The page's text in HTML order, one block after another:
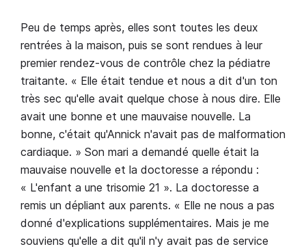
Peu de temps après, elles sont toutes les deux
rentrées à la maison, puis se sont rendues à leur
premier rendez-vous de contrôle chez la pédiatre
traitante. « Elle était tendue et nous a dit d'un ton
très sec qu'elle avait quelque chose à nous dire. Elle
avait une bonne et une mauvaise nouvelle. La
bonne, c'était qu'Annick n'avait pas de malformation
cardiaque. » Son mari a demandé quelle était la
mauvaise nouvelle et la doctoresse a répondu :
« L'enfant a une trisomie 21 ». La doctoresse a
remis un dépliant aux parents. « Elle ne nous a pas
donné d'explications supplémentaires. Mais je me
souviens qu'elle a dit qu'il n'y avait pas de service